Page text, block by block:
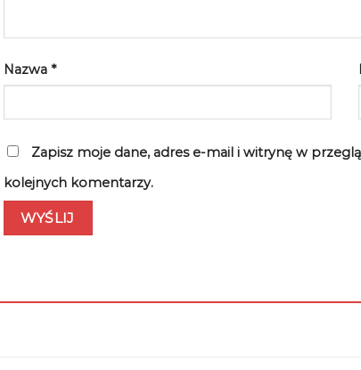
Nazwa *
Zapisz moje dane, adres e-mail i witrynę w
kolejnych komentarzy.